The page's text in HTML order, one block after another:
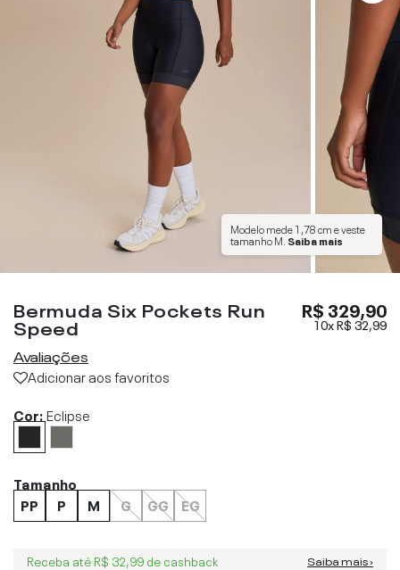
Modelo mede1,78 cme veste
tamanhoM Saiba mais
Bermuda Six Pockets Run
Speed
Avaliações
Adicionar aos favoritos
R$ 329,90
10xR$ 32,99
Cor:Eclipse
Tamanho
PP
P M G GG EG
Receba até R$ 32,99 de cashback Saiba mais ›